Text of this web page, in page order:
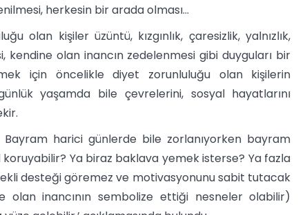
herkesin bir arada olması…
olan kişiler üzüntü, kızgınlık, çaresizlik, yalnızlık,
kendine olan inancın zedelenmesi gibi duyguları bir
için öncelikle diyet zorunluluğu olan kişilerin
yaşamda bile çevrelerini, sosyal hayatlarını
Bayram harici günlerde bile zorlanıyorken bayram
Ya biraz baklava yemek isterse? Ya fazla
desteği göremez ve motivasyonunu sabit tutacak
inancının sembolize ettiği nesneler olabilir)